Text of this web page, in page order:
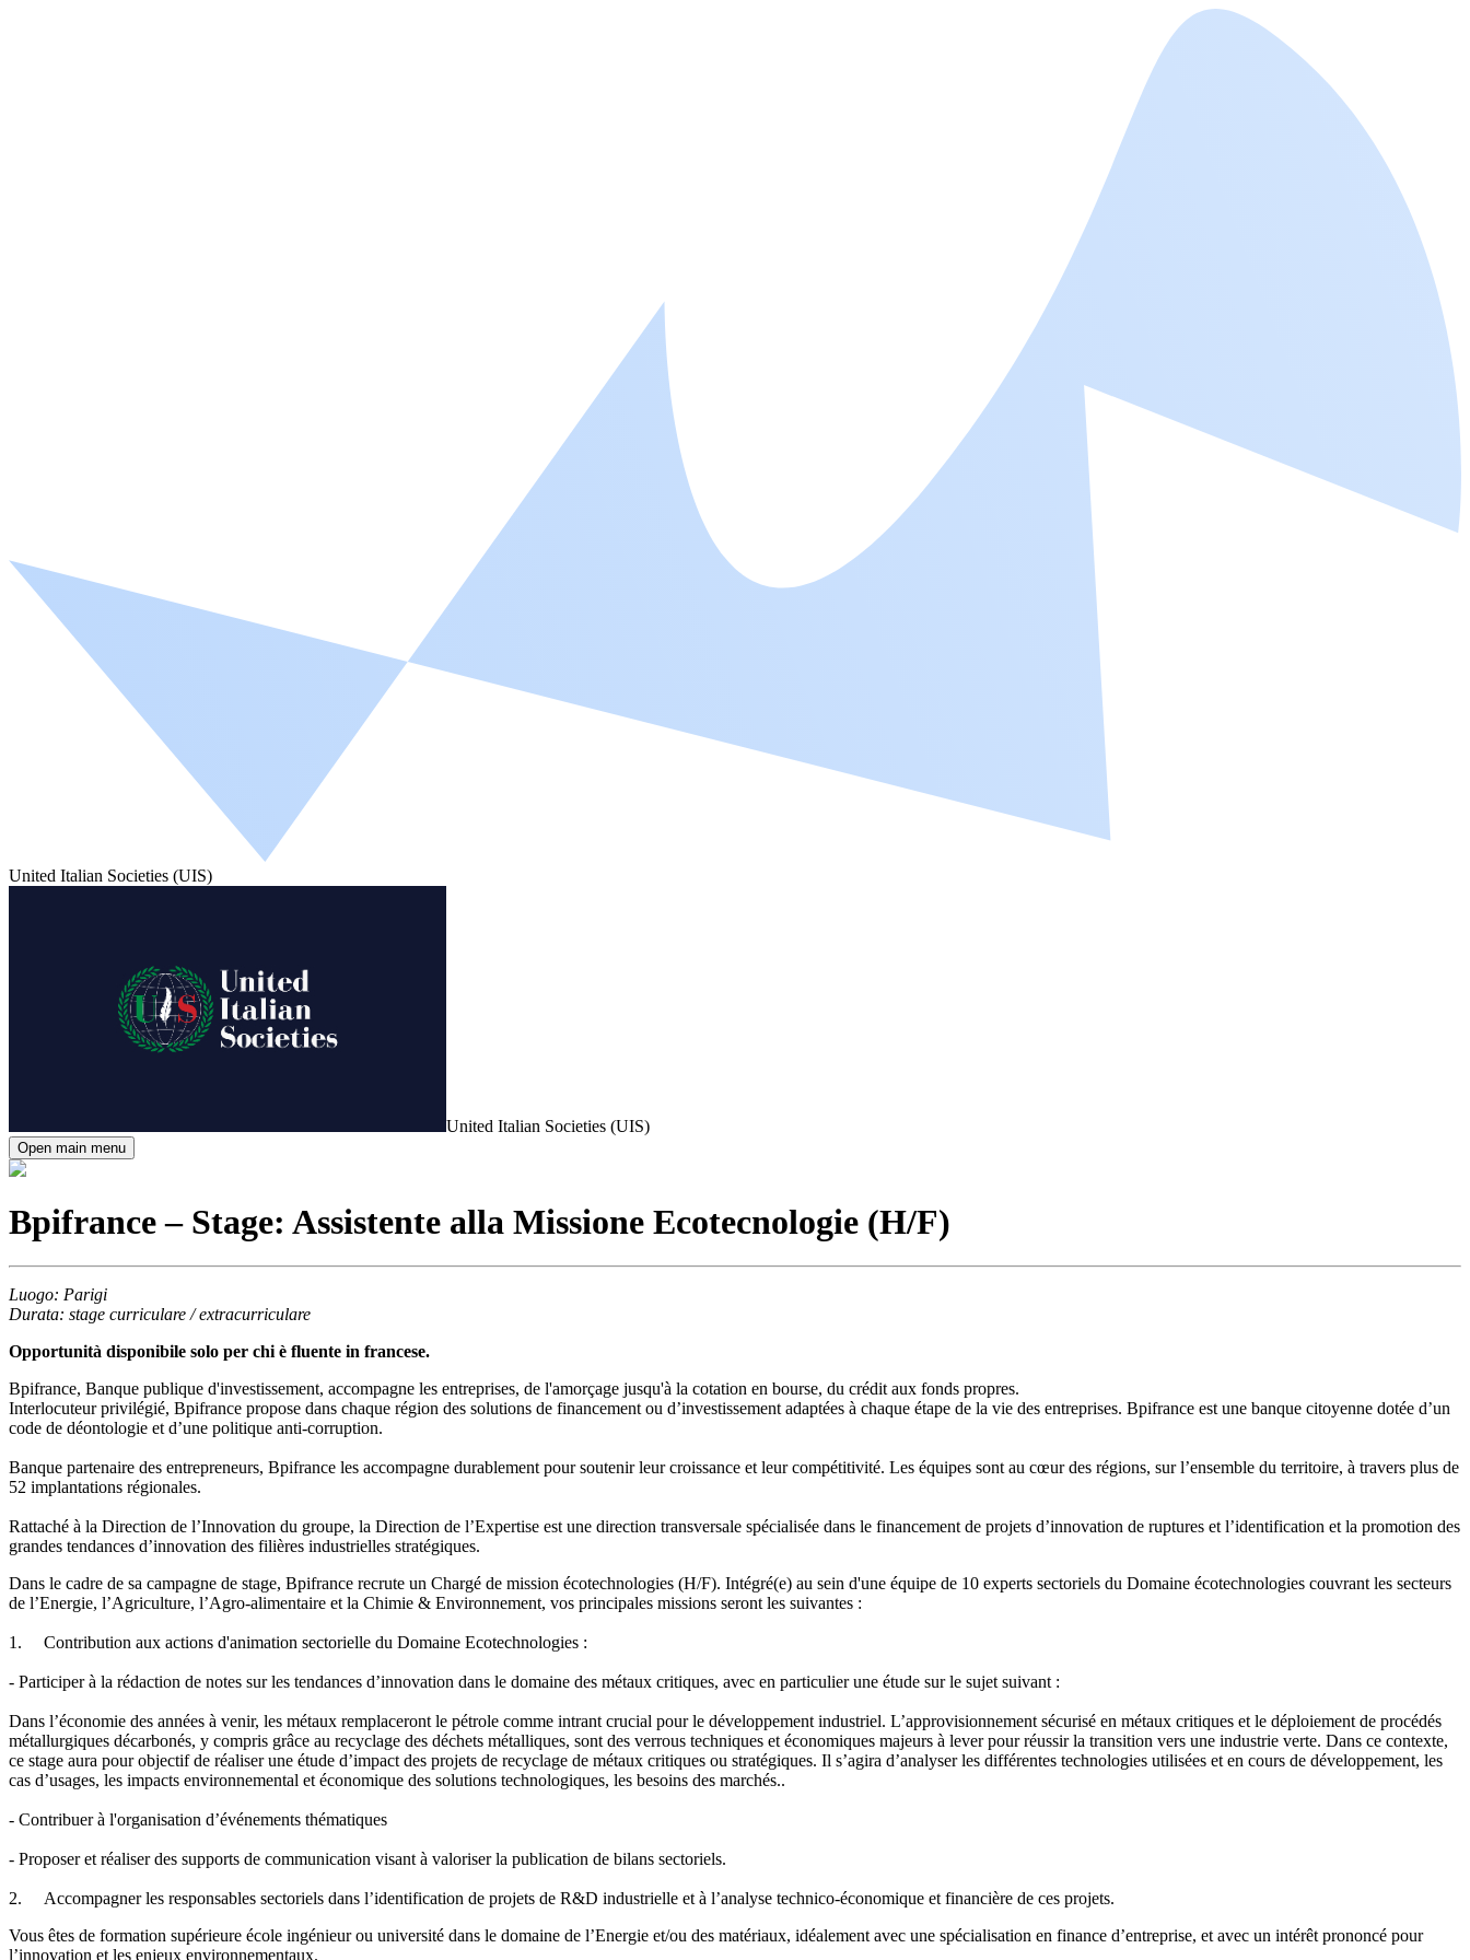
United Italian Societies (UIS)
United Italian Societies (UIS)
Open main menu
Bpifrance – Stage: Assistente alla Missione Ecotecnologie (H/F)
Luogo: Parigi
Durata: stage curriculare / extracurriculare
Opportunità disponibile solo per chi è fluente in francese.
Bpifrance, Banque publique d'investissement, accompagne les entreprises, de l'amorçage jusqu'à la cotation en bourse, du crédit aux fonds propres.
Interlocuteur privilégié, Bpifrance propose dans chaque région des solutions de financement ou d’investissement adaptées à chaque étape de la vie des entreprises. Bpifrance est une banque citoyenne dotée d’un
code de déontologie et d’une politique anti-corruption.
Banque partenaire des entrepreneurs, Bpifrance les accompagne durablement pour soutenir leur croissance et leur compétitivité. Les équipes sont au cœur des régions, sur l’ensemble du territoire, à travers plus de
52 implantations régionales.
Rattaché à la Direction de l’Innovation du groupe, la Direction de l’Expertise est une direction transversale spécialisée dans le financement de projets d’innovation de ruptures et l’identification et la promotion des
grandes tendances d’innovation des filières industrielles stratégiques.
Dans le cadre de sa campagne de stage, Bpifrance recrute un Chargé de mission écotechnologies (H/F). Intégré(e) au sein d'une équipe de 10 experts sectoriels du Domaine écotechnologies couvrant les secteurs
de l’Energie, l’Agriculture, l’Agro-alimentaire et la Chimie & Environnement, vos principales missions seront les suivantes :
1. Contribution aux actions d'animation sectorielle du Domaine Ecotechnologies :
- Participer à la rédaction de notes sur les tendances d’innovation dans le domaine des métaux critiques, avec en particulier une étude sur le sujet suivant :
Dans l’économie des années à venir, les métaux remplaceront le pétrole comme intrant crucial pour le développement industriel. L’approvisionnement sécurisé en métaux critiques et le déploiement de procédés
métallurgiques décarbonés, y compris grâce au recyclage des déchets métalliques, sont des verrous techniques et économiques majeurs à lever pour réussir la transition vers une industrie verte. Dans ce contexte,
ce stage aura pour objectif de réaliser une étude d’impact des projets de recyclage de métaux critiques ou stratégiques. Il s’agira d’analyser les différentes technologies utilisées et en cours de développement, les
cas d’usages, les impacts environnemental et économique des solutions technologiques, les besoins des marchés..
- Contribuer à l'organisation d’événements thématiques
- Proposer et réaliser des supports de communication visant à valoriser la publication de bilans sectoriels.
2. Accompagner les responsables sectoriels dans l’identification de projets de R&D industrielle et à l’analyse technico-économique et financière de ces projets.
Vous êtes de formation supérieure école ingénieur ou université dans le domaine de l’Energie et/ou des matériaux, idéalement avec une spécialisation en finance d’entreprise, et avec un intérêt prononcé pour
l’innovation et les enjeux environnementaux.